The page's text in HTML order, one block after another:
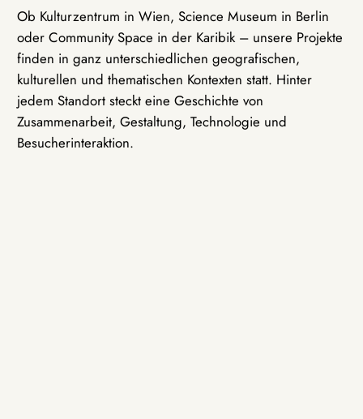
Ob Kulturzentrum in Wien, Science Museum in Berlin
oder Community Space in der Karibik – unsere Projekte
finden in ganz unterschiedlichen geografischen,
kulturellen und thematischen Kontexten statt. Hinter
jedem Standort steckt eine Geschichte von
Zusammenarbeit, Gestaltung, Technologie und
Besucherinteraktion.